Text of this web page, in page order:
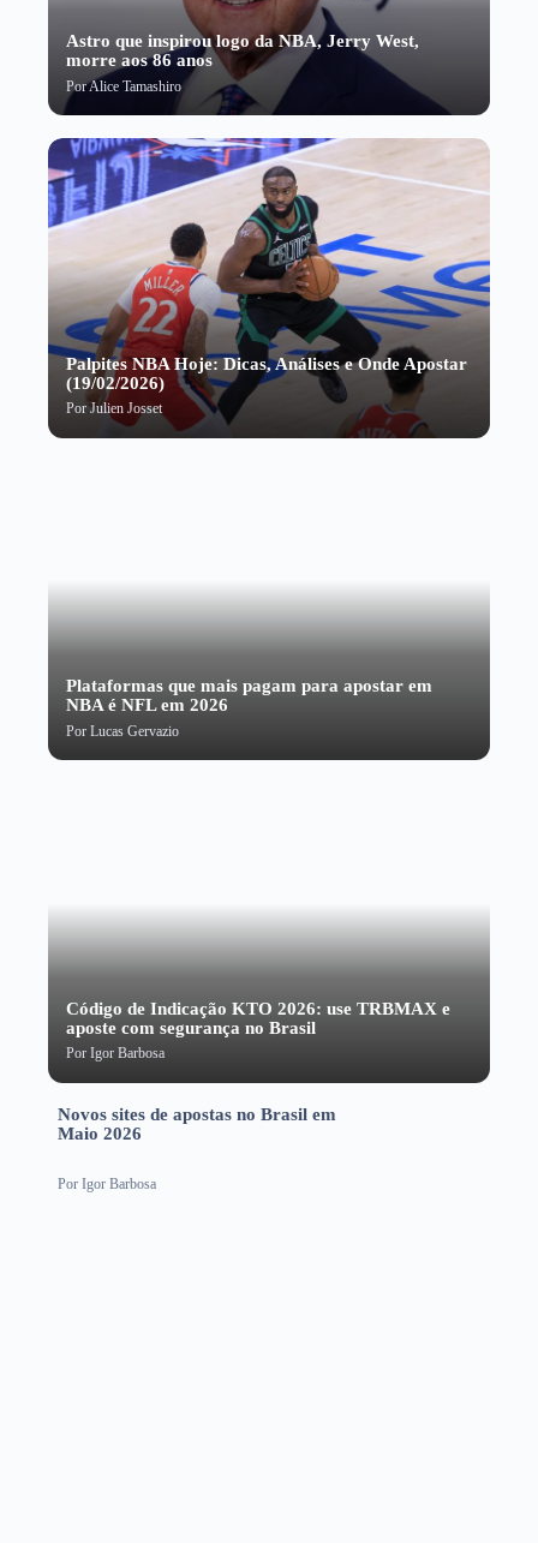
Astro que inspirou logo da NBA, Jerry West,
morre aos 86 anos
PorAlice Tamashiro
Palpites NBA Hoje: Dicas, Análises e Onde Apostar
(19/02/2026)
PorJulien Josset
Plataformas que mais pagam para apostar em
NBA é NFL em 2026
Por Lucas Gervazio
Código de Indicação KTO 2026: use TRBMAX e
aposte com segurança no Brasil
Por Igor Barbosa
Novos sites de apostas no Brasil em
Maio 2026
Por Igor Barbosa